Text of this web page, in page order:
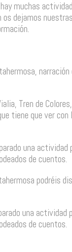
muchas
dejamos
narración
Tren de
tiene que ver con
una
de cuentos.
podréis
una actividad
de cuentos.